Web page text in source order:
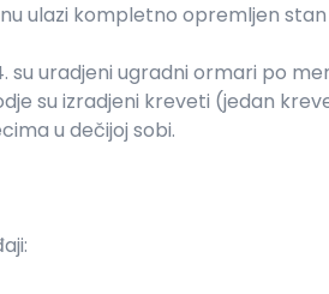
ulazi kompletno opremljen
su uradjeni ugradni ormari po
su izradjeni kreveti (jedan
u dečijoj sobi.